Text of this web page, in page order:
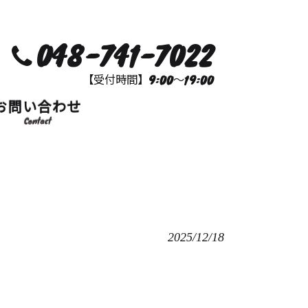
048-741-7022
【受付時間】9:00～19:00
問い合わせ
Contact
2025/12/18